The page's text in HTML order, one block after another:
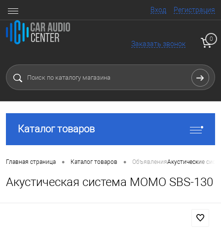
Вход Регистрация
Заказать звонок
0
Каталог товаров
Главная страница • Каталог товаров • ОбъявленияАкустические
Акустическая система MOMO SBS-130